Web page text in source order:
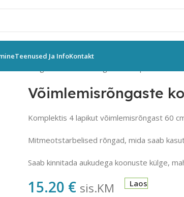
Teenused Ja InfoKontakt
Võimlemisrõngaste
Komplektis 4 lapikut võimlemisrõngast 60
Mitmeotstarbelised rõngad, mida saab
Saab kinnitada aukudega koonuste külge,
15.20 € sis.KM Laos